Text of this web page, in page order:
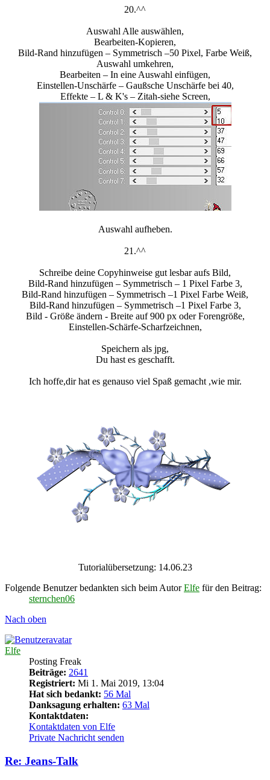
20.^^
Auswahl Alle auswählen,
Bearbeiten-Kopieren,
Bild-Rand hinzufügen – Symmetrisch –50 Pixel, Farbe Weiß,
Auswahl umkehren,
Bearbeiten – In eine Auswahl einfügen,
Einstellen-Unschärfe – Gaußsche Unschärfe bei 40,
Effekte – L & K's – Zitah-siehe Screen,
Auswahl aufheben.
21.^^
Schreibe deine Copyhinweise gut lesbar aufs Bild,
Bild-Rand hinzufügen – Symmetrisch – 1 Pixel Farbe 3,
Bild-Rand hinzufügen – Symmetrisch –1 Pixel Farbe Weiß,
Bild-Rand hinzufügen – Symmetrisch –1 Pixel Farbe 3,
Bild - Größe ändern - Breite auf 900 px oder Forengröße,
Einstellen-Schärfe-Scharfzeichnen,
Speichern als jpg,
Du hast es geschafft.
Ich hoffe,dir hat es genauso viel Spaß gemacht ,wie mir.
Tutorialübersetzung: 14.06.23
Folgende Benutzer bedankten sich beim AutorElfe für den Beitrag:
sternchen06
Nach oben
Elfe
Posting Freak
Beiträge: 2641
Registriert: Mi 1. Mai 2019, 13:04
Hat sich bedankt: 56 Mal
Danksagung erhalten: 63 Mal
Kontaktdaten:
Kontaktdaten von Elfe
Private Nachricht senden
Re: Jeans-Talk